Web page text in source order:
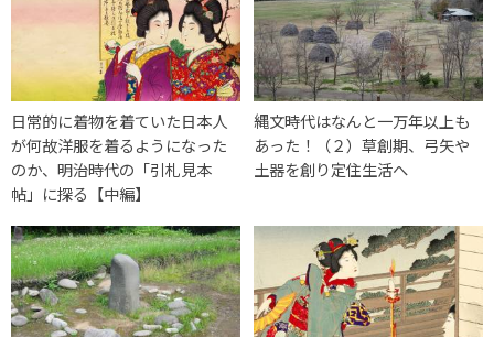
日常的に着物を着ていた日本人
が何故洋服を着るようになった
のか、明治時代の「引札見本
帖」に探る【中編】
縄文時代はなんと一万年以上も
あった！（２）草創期、弓矢や
土器を創り定住生活へ